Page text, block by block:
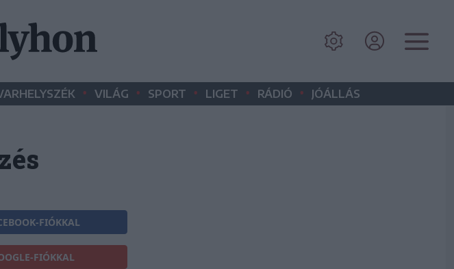
• VILÁG • SPORT • LIGET • RÁDIÓ • JÓÁLLÁS
FIÓKKAL
FIÓKKAL